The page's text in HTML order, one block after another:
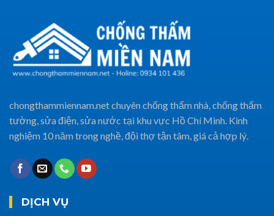
chongthammiennam.net chuyên chống thấm nhà, chống thấm
tường, sửa điện, sửa nước tại khu vực Hồ Chí Minh. Kinh
nghiệm 10 năm trong nghề, đội thợ tận tâm, giá cả hợp lý.
DỊCH VỤ